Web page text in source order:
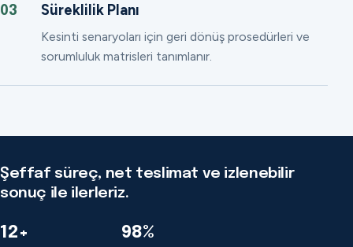
03 Süreklilik Planı
Kesinti senaryoları için geri dönüş prosedürleri ve
sorumluluk matrisleri tanımlanır.
Şeffaf süreç, net teslimat ve izlenebilir
sonuç ile ilerleriz.
12+ 98%